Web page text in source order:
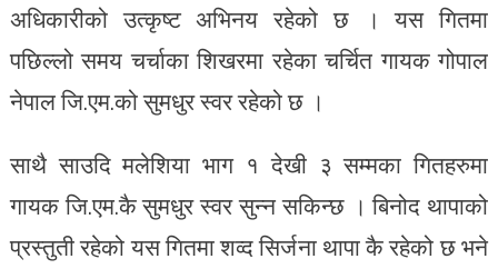
अधिकारीको उत्कृष्ट अभिनय रहेको छ । यस गितमा
पछिल्लो समय चर्चाका शिखरमा रहेका चर्चित गायक गोपाल
नेपाल जि.एम.को सुमधुर स्वर रहेको छ ।
साथै साउदि मलेशिया भाग १ देखी ३ सम्मका गितहरुमा
गायक जि.एम.कै सुमधुर स्वर सुन्न सकिन्छ । बिनोद थापाको
प्रस्तुती रहेको यस गितमा शव्द सिर्जना थापा कै रहेको छ भने